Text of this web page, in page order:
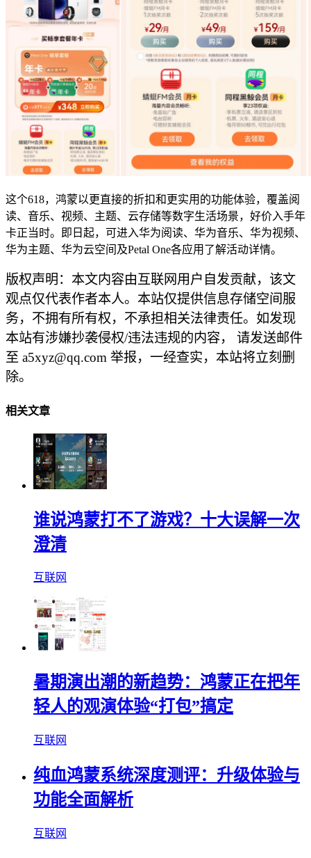
这个618，鸿蒙以更直接的折扣和更实用的功能体验，覆盖阅
读、音乐、视频、主题、云存储等数字生活场景，好价入手年
卡正当时。即日起，可进入华为阅读、华为音乐、华为视频、
华为主题、华为云空间及Petal One各应用了解活动详情。
版权声明：本文内容由互联网用户自发贡献，该文
观点仅代表作者本人。本站仅提供信息存储空间服
务，不拥有所有权，不承担相关法律责任。如发现
本站有涉嫌抄袭侵权/违法违规的内容， 请发送邮件
至 a5xyz@qq.com 举报，一经查实，本站将立刻删
除。
相关文章
谁说鸿蒙打不了游戏？十大误解一次
澄清
互联网
暑期演出潮的新趋势：鸿蒙正在把年
轻人的观演体验“打包”搞定
互联网
纯血鸿蒙系统深度测评：升级体验与
功能全面解析
互联网